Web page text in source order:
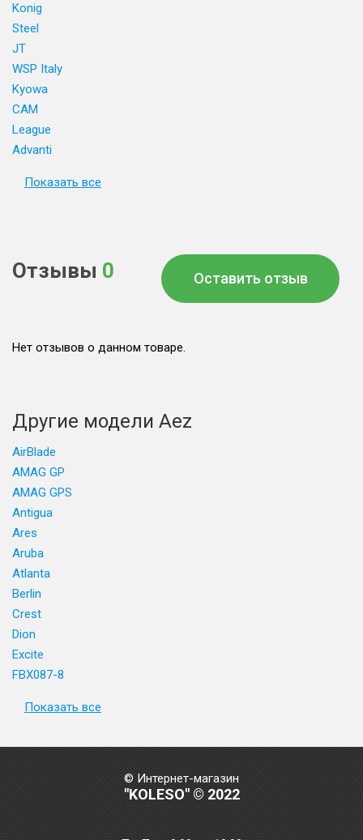
Konig
Steel
JT
WSP Italy
Kyowa
CAM
League
Advanti
Показать все
Отзывы 0 Оставить отзыв
Нет отзывов о данном товаре.
Другие модели Aez
AirBlade
AMAG GP
AMAG GPS
Antigua
Ares
Aruba
Atlanta
Berlin
Crest
Dion
Excite
FBX087-8
Показать все
© Интернет-магазин
"KOLESO" © 2022